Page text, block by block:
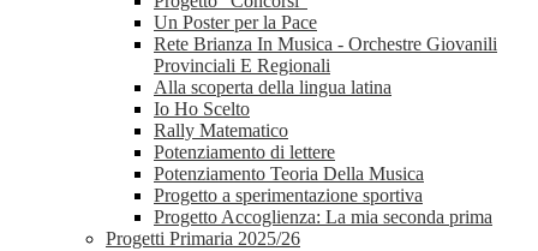
Un Poster per la Pace
Rete Brianza In Musica - Orchestre Giovanili
Provinciali E Regionali
Alla scoperta della lingua latina
Io Ho Scelto
Rally Matematico
Potenziamento di lettere
Potenziamento Teoria Della Musica
Progetto a sperimentazione sportiva
Progetto Accoglienza: La mia seconda prima
Progetti Primaria 2025/26